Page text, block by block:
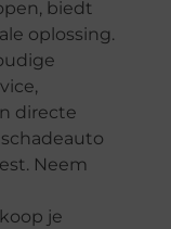
biedt
oplossing.
directe
Neem
je